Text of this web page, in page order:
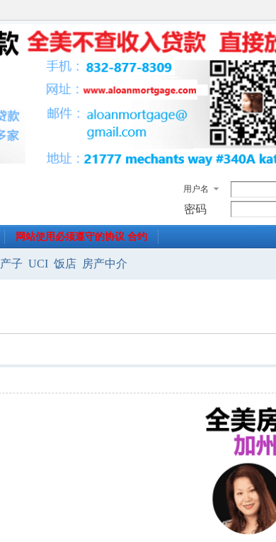
用户名
密码
网站使用必须遵守的协议 合约
产子 UCI 饭店 房产中介